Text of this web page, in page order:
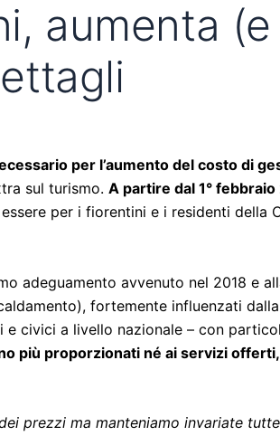
aumenta
per l’aumento del costo di
sul turismo. A partire dal 1°
per i fiorentini e i residenti della
adeguamento avvenuto nel 2018 e
fortemente influenzati
civici a livello nazionale – con
più proporzionati né ai servizi
prezzi ma manteniamo invariate